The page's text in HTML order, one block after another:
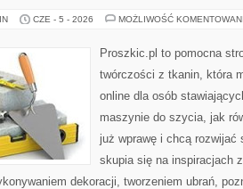
CZE - 5 - 2026 MOŻLIWOŚĆ
Proszkic.pl to pomocna
twórczości z tkanin, która
online dla osób
maszynie do szycia, jak
już wprawę i chcą rozwijać
skupia się na inspiracjach
dekoracji, tworzeniem ubrań,